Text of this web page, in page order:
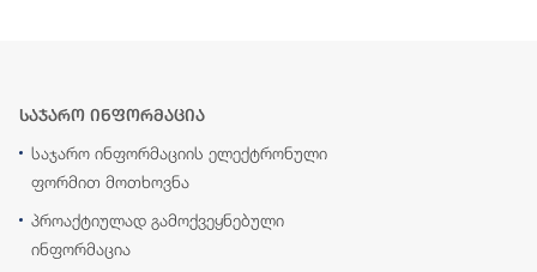
საჯარო ინფორმაცია
საჯარო ინფორმაციის ელექტრონული
ფორმით მოთხოვნა
პროაქტიულად გამოქვეყნებული
ინფორმაცია